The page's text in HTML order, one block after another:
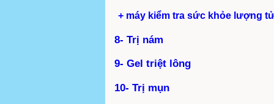
+ máy kiểm tra sức khỏe lượng
8- Trị nám
9- Gel triệt lông
10- Trị mụn